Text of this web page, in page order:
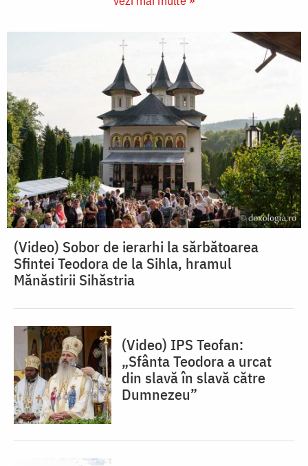
(Video) Sobor de ierarhi la sărbătoarea
Sfintei Teodora de la Sihla, hramul
Mănăstirii Sihăstria
(Video) IPS Teofan:
„Sfânta Teodora a urcat
din slavă în slavă către
Dumnezeu”